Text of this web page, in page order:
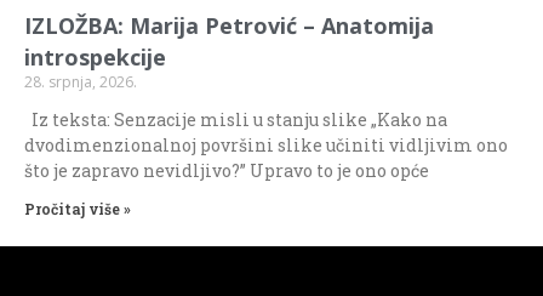
IZLOŽBA: Marija Petrović – Anatomija
introspekcije
28. srpnja, 2026.
Iz teksta: Senzacije misli u stanju slike „Kako na
dvodimenzionalnoj površini slike učiniti vidljivim ono
što je zapravo nevidljivo?” Upravo to je ono opće
Pročitaj više »